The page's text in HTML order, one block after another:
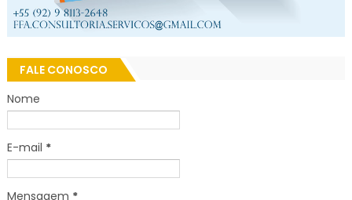
FALE CONOSCO
Nome
E-mail *
Mensagem *